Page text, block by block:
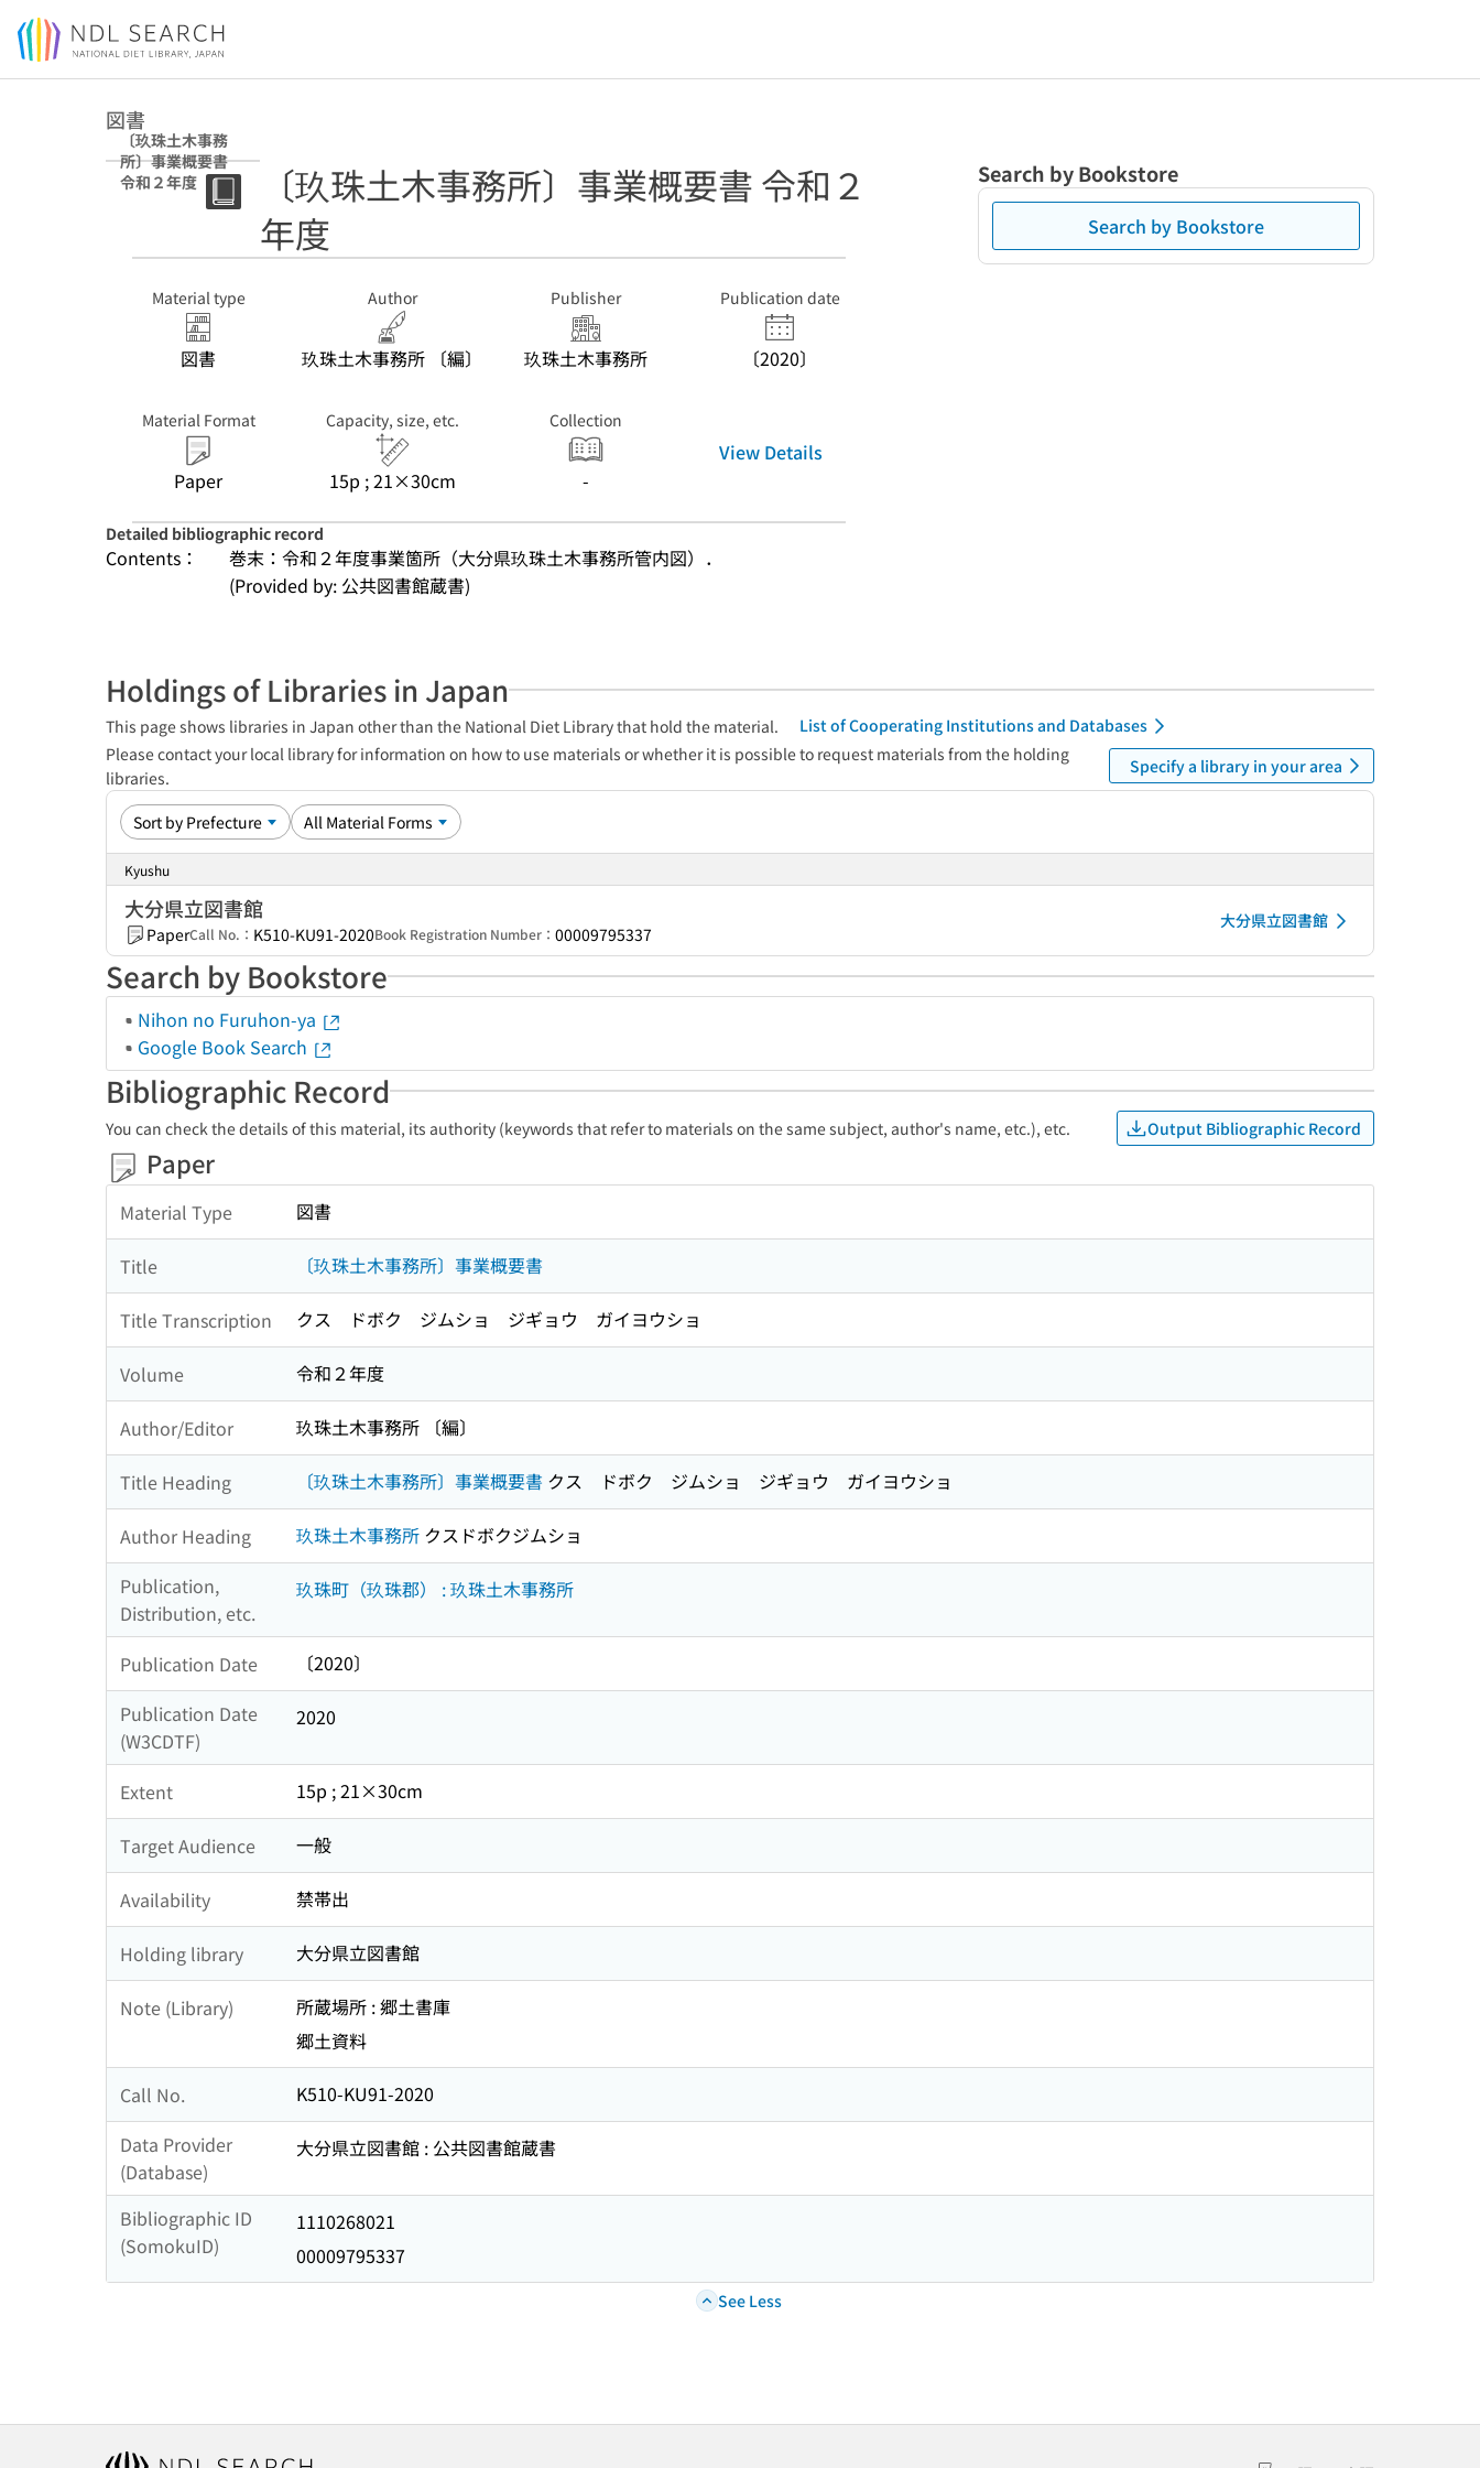
Jump to main content
図書
〔玖珠土木事務
所〕事業概要書
令和２年度
〔玖珠土木事務所〕事業概要書 令和２
年度
Material type
図書
Author
玖珠土木事務所 〔編〕
Publisher
玖珠土木事務所
Publication date
〔2020〕
Material Format
Paper
Capacity, size, etc.
15p ; 21×30cm
Collection
-
View Details
Detailed bibliographic record
Contents：
巻末：令和２年度事業箇所（大分県玖珠土木事務所管内図）．
(Provided by: 公共図書館蔵書)
Search by Bookstore
Search by Bookstore
Holdings of Libraries in Japan
This page shows libraries in Japan other than the National Diet Library that hold the material.
List of Cooperating Institutions and Databases
Please contact your local library for information on how to use materials or whether it is possible to request materials from the holding
libraries.
Specify a library in your area
Kyushu
大分県立図書館
PaperCall No.： K510-KU91-2020Book Registration Number： 00009795337
大分県立図書館
Search by Bookstore
Nihon no Furuhon-ya
Google Book Search
Bibliographic Record
You can check the details of this material, its authority (keywords that refer to materials on the same subject, author's name, etc.), etc. Output Bibliographic Record
Paper
Material Type 図書
Title 〔玖珠土木事務所〕事業概要書
Title Transcription クス ドボク ジムショ ジギョウ ガイヨウショ
Volume 令和２年度
Author/Editor 玖珠土木事務所 〔編〕
Title Heading 〔玖珠土木事務所〕事業概要書 クス ドボク ジムショ ジギョウ ガイヨウショ
Author Heading 玖珠土木事務所 クスドボクジムショ
Publication,
Distribution, etc.
玖珠町（玖珠郡） : 玖珠土木事務所
Publication Date
〔2020〕
Publication Date
(W3CDTF)
2020
Extent 15p ; 21×30cm
Target Audience 一般
Availability 禁帯出
Holding library 大分県立図書館
Note (Library)
所蔵場所 : 郷土書庫
郷土資料
Call No.
K510-KU91-2020
Data Provider
(Database)
大分県立図書館 : 公共図書館蔵書
Bibliographic ID
(SomokuID)
1110268021
00009795337
See Less